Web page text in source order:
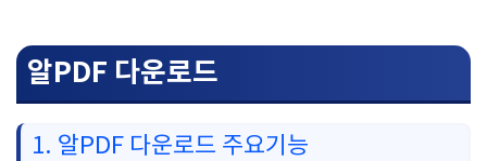
알PDF 다운로드
1. 알PDF 다운로드 주요기능